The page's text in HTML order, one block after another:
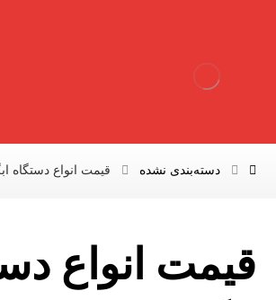
دسته‌بندی نشده قیمت انواع دستگاه
قیمت انواع